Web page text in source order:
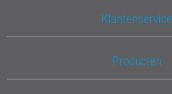
Klantenservice
Producten